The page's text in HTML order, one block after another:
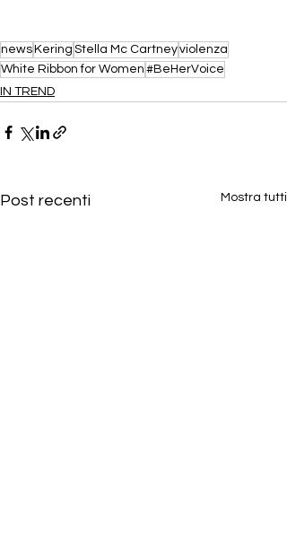
news Kering Stella Mc Cartneyviolenza
White Ribbon for Women #BeHerVoice
IN TREND
Post recenti Mostra tutti